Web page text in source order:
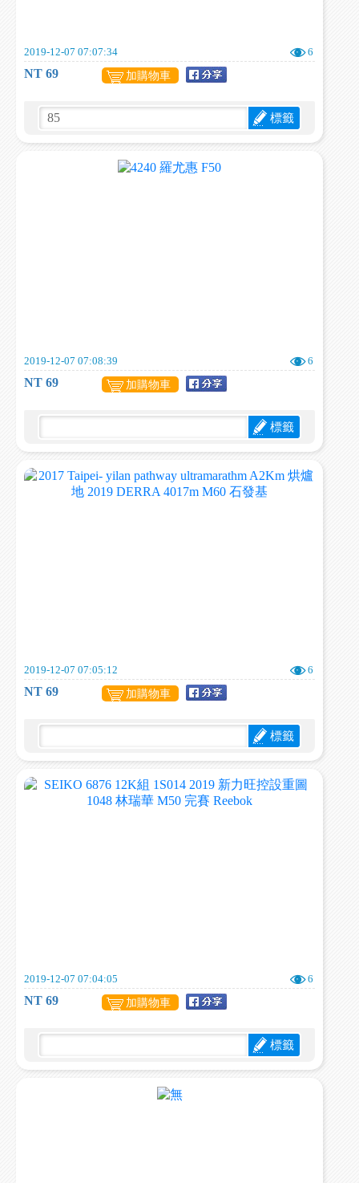
2019-12-07 07:07:34 6
NT 69 加購物車
標籤
2019-12-07 07:08:39 6
NT 69 加購物車
標籤
2019-12-07 07:05:12 6
NT 69 加購物車
標籤
2019-12-07 07:04:05 6
NT 69 加購物車
標籤